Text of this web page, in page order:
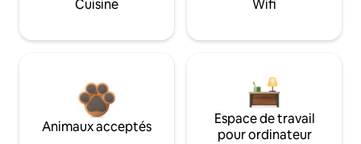
Cuisine Wifi
Animaux acceptés
Espace de travail
pour ordinateur